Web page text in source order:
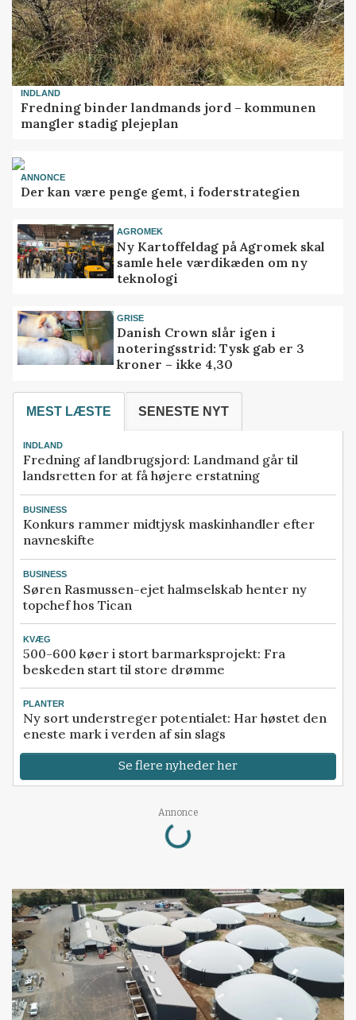
INDLAND
Fredning binder landmands jord – kommunen
mangler stadig plejeplan
ANNONCE
Der kan være penge gemt, i foderstrategien
AGROMEK
Ny Kartoffeldag på Agromek skal
samle hele værdikæden om ny
teknologi
GRISE
Danish Crown slår igen i
noteringsstrid: Tysk gab er 3
kroner – ikke 4,30
MEST LÆSTE SENESTE NYT
INDLAND
Fredning af landbrugsjord: Landmand går til
landsretten for at få højere erstatning
BUSINESS
Konkurs rammer midtjysk maskinhandler efter
navneskifte
BUSINESS
Søren Rasmussen-ejet halmselskab henter ny
topchef hos Tican
KVÆG
500-600 køer i stort barmarksprojekt: Fra
beskeden start til store drømme
PLANTER
Ny sort understreger potentialet: Har høstet den
eneste mark i verden af sin slags
Se flere nyheder her
Annonce
Loading...